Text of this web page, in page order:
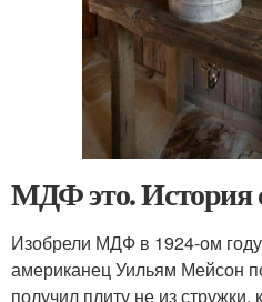
МДФ это.
Изобрели МДФ в 1924-ом
американец Уильям Мейсон
получил плиту не из стружки,